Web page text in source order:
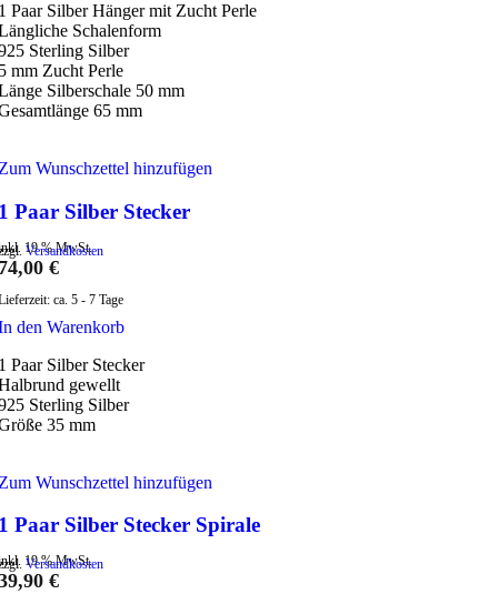
Paar Silber Hänger mit Zucht Perle
Schalenform
Sterling Silber
mm Zucht Perle
Silberschale 50 mm
65 mm
Wunschzettel hinzufügen
Paar Silber Stecker
19 % MwSt.
Versandkosten
€
ca. 5 - 7 Tage
den Warenkorb
Paar Silber Stecker
gewellt
Sterling Silber
35 mm
Wunschzettel hinzufügen
Paar Silber Stecker Spirale
19 % MwSt.
Versandkosten
€